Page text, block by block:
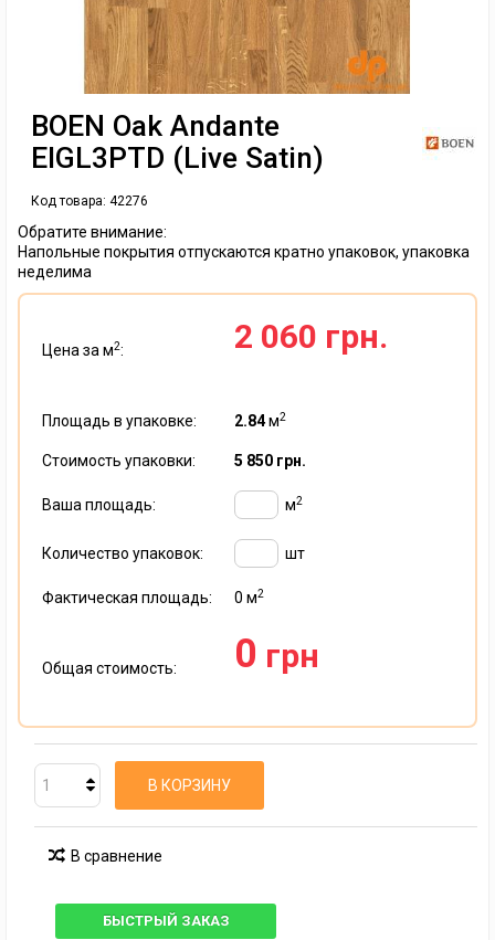
BOEN Oak Andante
EIGL3PTD (Live Satin)
Код товара: 42276
Обратите внимание:
Напольные покрытия отпускаются кратно упаковок, упаковка
неделима
Цена за м2: 2 060 грн.
Площадь в упаковке: 2.84м2
Стоимость упаковки: 5 850 грн.
Ваша площадь: м2
Количество упаковок: шт
Фактическая площадь: 0 м2
Общая стоимость: 0 грн
В КОРЗИНУ
В сравнение
БЫСТРЫЙ ЗАКАЗ